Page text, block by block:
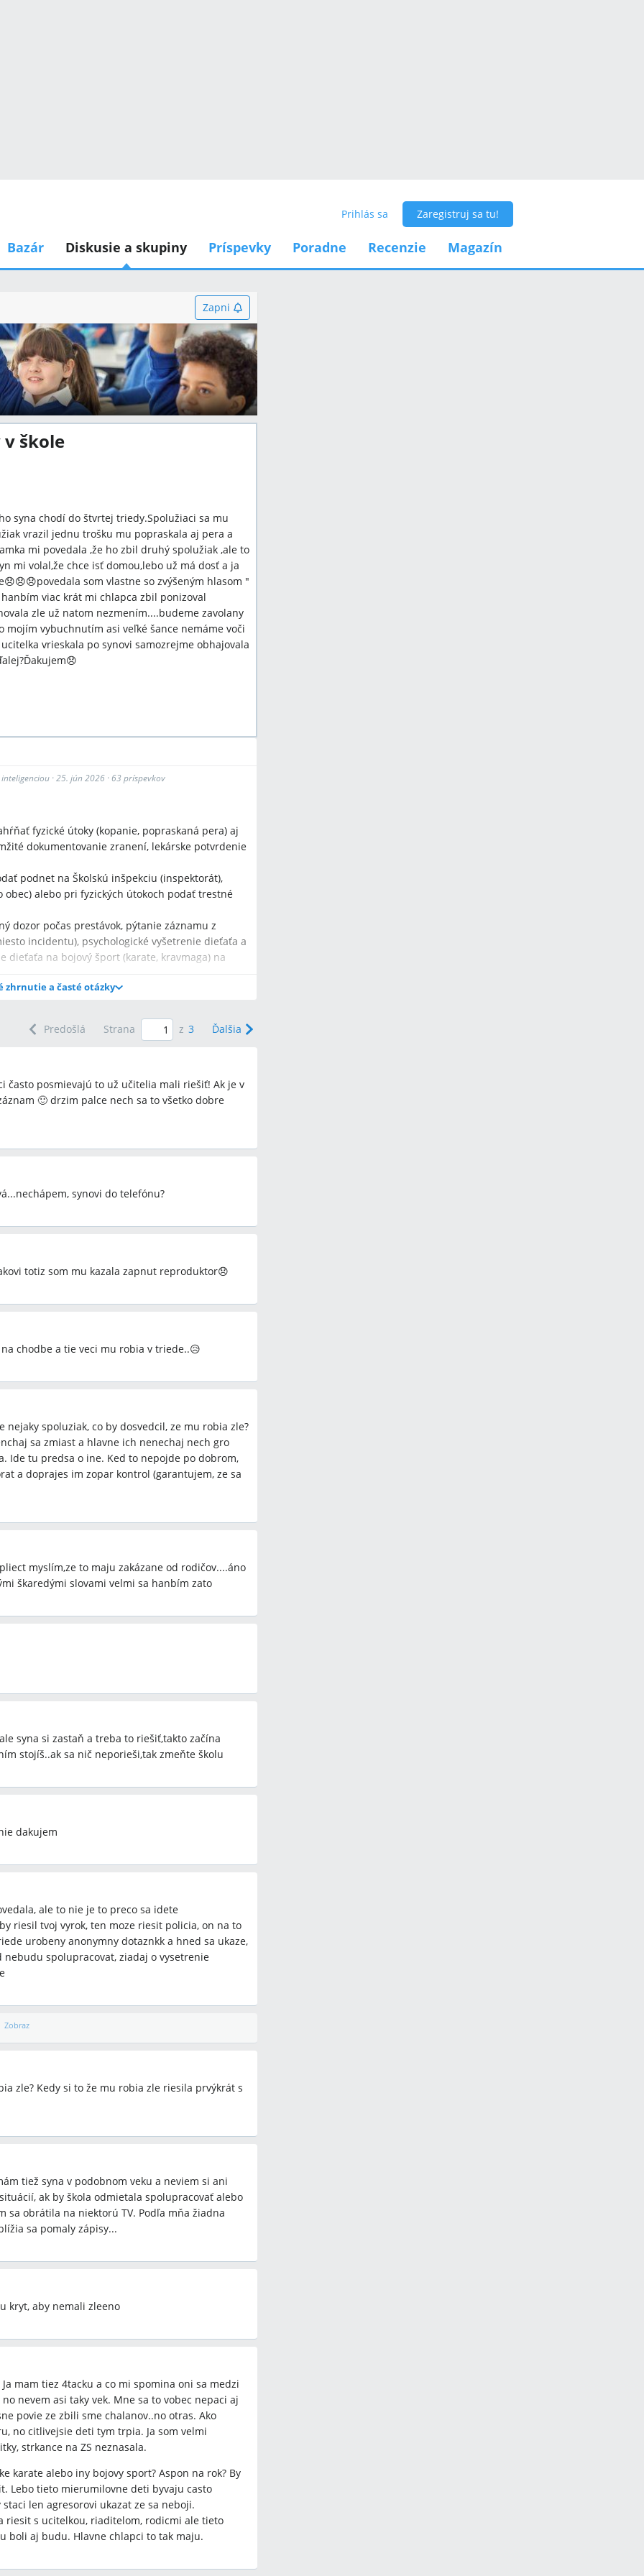
Prihlás sa Zaregistruj sa tu!
Bazár Diskusie a skupiny Príspevky Poradne Recenzie Magazín
Zapni
škole
syna chodí do štvrtej triedy.Spolužiaci sa mu
vrazil jednu trošku mu popraskala aj pera a
mi povedala ,že ho zbil druhý spolužiak ,ale to
mi volal,že chce isť domou,lebo už má dosť a ja
som vlastne so zvýšeným hlasom "
viac krát mi chlapca zbil ponizoval
zle už natom nezmením....budeme zavolany
vybuchnutím asi veľké šance nemáme voči
vrieskala po synovi samozrejme obhajovala
·25. jún 2026 · 63 príspevkov
fyzické útoky (kopanie, popraskaná pera) aj
dokumentovanie zranení, lekárske potvrdenie
podnet na Školskú inšpekciu (inspektorát),
obec) alebo pri fyzických útokoch podať trestné
dozor počas prestávok, pýtanie záznamu z
incidentu), psychologické vyšetrenie dieťaťa a
dieťaťa na bojový šport (karate, kravmaga) na
zápise v škole, robiť fotodokumentáciu
(pohotovosť) a v prípade nečinnosti školy podať
(VÚC/obec).
incidente?
na políciu a urobiť policajný zápis.
„zametajú pod koberec“?
na Školskú inšpekciu alebo zriaďovateľa
v triede a na zápisoch; v diskusii niektorí rodičia
ako ďalší krok.
lekárske správy z pohotovosti, žiadať zápisy v
z kamerového systému, ak pokrýva miesto
účinné riešenie, zároveň bola uvedená
škola môže byť vzdialená 30–40 km alebo že
kravmaga) na zvýšenie sebavedomia a
varovali, že pre citlivé dieťa môžu byť
s psychológom.
zápisoch po každom incidente.
na Školskú inšpekciu, zriaďovateľa (VÚC/obec)
sledovanie triedy sú bežné odporúčané
podľa niektorých riešením na sebavedomie a
dieťa ďaleko viac traumatizovať.
za ospravedlniteľný prejav obrany dieťaťa, iní
problému formálne a neemotívne.
fyzicky, iní trvajú na tom, že riešenie má
nie podnecovaním bitky.
incidentov, keď nie sú priame svedkovia z
roky napriek opakovaným podnetom?
sociálne služby (socialka), pohotovosť
dotazník, kamerový systém, písomné zápisy,
posudok psychologičky, zvýšený
na Školskú inšpekciu, podanie trestného
služby (socialka), redukčné centrum
zhrnutie a časté otázky
Predošlá Strana z 3 Ďalšia
často posmievajú to už učitelia mali riešiť! Ak je v
🙂 drzim palce nech sa to všetko dobre
synovi do telefónu?
totiz som mu kazala zapnut reproduktor😞
chodbe a tie veci mu robia v triede..😥
spoluziak, co by dosvedcil, ze mu robia zle?
sa zmiast a hlavne ich nenechaj nech gro
Ide tu predsa o ine. Ked to nepojde po dobrom,
a doprajes im zopar kontrol (garantujem, ze sa
myslím,ze to maju zakázane od rodičov....áno
škaredými slovami velmi sa hanbím zato
syna si zastaň a treba to riešiť,takto začína
stojíš..ak sa nič neporieši,tak zmeňte školu
dakujem
ale to nie je to preco sa idete
riesil tvoj vyrok, ten moze riesit policia, on na to
urobeny anonymny dotaznkk a hned sa ukaze,
spolupracovat, ziadaj o vysetrenie
Zobraz
zle? Kedy si to že mu robia zle riesila prvýkrát s
tiež syna v podobnom veku a neviem si ani
ak by škola odmietala spolupracovať alebo
sa obrátila na niektorú TV. Podľa mňa žiadna
sa pomaly zápisy...
kryt, aby nemali zleeno
mam tiez 4tacku a co mi spomina oni sa medzi
nevem asi taky vek. Mne sa to vobec nepaci aj
povie ze zbili sme chalanov..no otras. Ako
no citlivejsie deti tym trpia. Ja som velmi
strkance na ZS neznasala.
karate alebo iny bojovy sport? Aspon na rok? By
Lebo tieto mierumilovne deti byvaju casto
len agresorovi ukazat ze sa neboji.
riesit s ucitelkou, riaditelom, rodicmi ale tieto
boli aj budu. Hlavne chlapci to tak maju.